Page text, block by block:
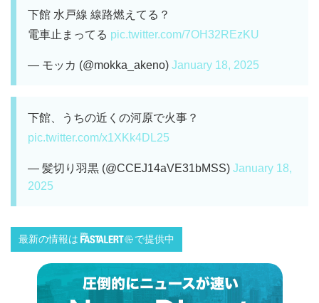
下館 水戸線 線路燃えてる？
電車止まってる pic.twitter.com/7OH32REzKU
— モッカ (@mokka_akeno) January 18, 2025
下館、うちの近くの河原で火事？
pic.twitter.com/x1XKk4DL25
— 髪切り羽黒 (@CCEJ14aVE31bMSS) January 18,
2025
最新の情報は で提供中